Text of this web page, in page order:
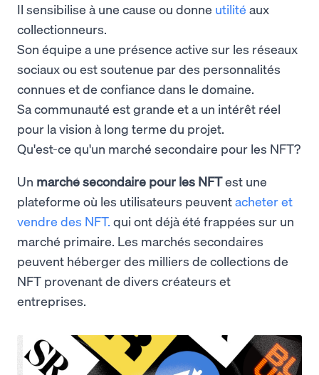
Il sensibilise à une cause ou donne utilité aux
collectionneurs.
Son équipe a une présence active sur les réseaux
sociaux ou est soutenue par des personnalités
connues et de confiance dans le domaine.
Sa communauté est grande et a un intérêt réel
pour la vision à long terme du projet.
Qu'est-ce qu'un marché secondaire pour les NFT?
Un marché secondaire pour les NFTest une
plateforme où les utilisateurs peuventacheter et
vendre des NFT. qui ont déjà été frappées sur un
marché primaire. Les marchés secondaires
peuvent héberger des milliers de collections de
NFT provenant de divers créateurs et
entreprises.